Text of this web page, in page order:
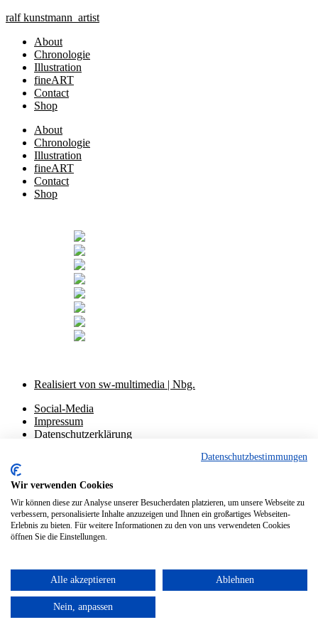
Zum
springen
ralfkunstmann artist
About
Chronologie
Illustration
fineART
Contact
Shop
About
Chronologie
Illustration
fineART
Contact
Shop
Realisiert von sw-multimedia | Nbg.
Social-Media
Impressum
Datenschutzerklärung
Datenschutzerklärung
Datenschutzbestimmungen
Wir verwenden Cookies
Wir können diese zur Analyse unserer Besucherdaten platzieren, um unsere Webseite zu
verbessern, personalisierte Inhalte anzuzeigen und Ihnen ein großartiges Webseiten-
Erlebnis zu bieten. Für weitere Informationen zu den von uns verwendeten Cookies
öffnen Sie die Einstellungen.
Alle akzeptieren Ablehnen
Nein, anpassen